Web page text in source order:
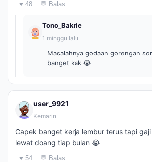
♥ 48 💬 Balas
Tono_Bakrie
1 minggu lalu
Masalahnya godaan gorengan
banget kak 😭
user_9921
Kemarin
Capek banget kerja lembur terus tapi
lewat doang tiap bulan 😭
♥ 54 💬 Balas